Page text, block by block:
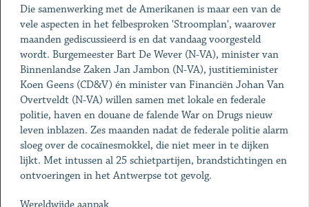
Die samenwerking met de Amerikanen is maar een van de
vele aspecten in het felbesproken 'Stroomplan', waarover
maanden gediscussieerd is en dat vandaag voorgesteld
wordt. Burgemeester Bart De Wever (N-VA), minister van
Binnenlandse Zaken Jan Jambon (N-VA), justitieminister
Koen Geens (CD&V) én minister van ­Financiën Johan Van
Overtveldt (N-VA) willen samen met lokale en federale
politie, haven en douane de falende War on Drugs nieuw
leven inblazen. Zes maanden nadat de federale politie alarm
sloeg over de cocaïnesmokkel, die niet meer in te dijken
lijkt. Met intussen al 25 schietpartijen, brandstichtingen en
ontvoeringen in het Antwerpse tot gevolg.